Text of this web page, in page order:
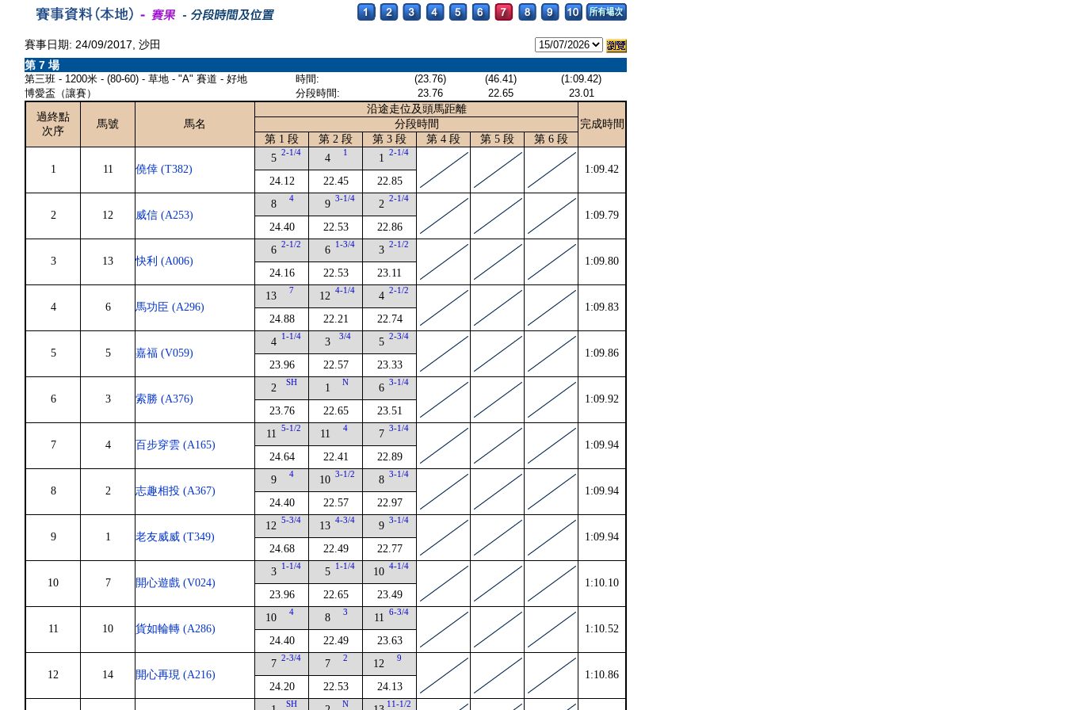
賽事日期: 24/09/2017, 沙田
第 7 場
第三班 - 1200米 - (80-60) - 草地 - "A" 賽道 - 好地
博愛盃（讓賽）
時間: (23.76) (46.41)
(1:09.42)
分段時間:
23.76 22.65
23.01
過終點
次序
馬號 馬名
沿途走位及頭馬距離
完成時間
分段時間
第 1 段
第 2 段 第 3 段 第 4 段 第 5 段 第 6 段
1 11 僥倖 (T382)
5 2-1/4
24.12
4 1
22.45
1 2-1/4
22.85
1:09.42
2 12 威信 (A253)
8 4
24.40
9 3-1/4
22.53
2 2-1/4
22.86
1:09.79
3 13 快利 (A006)
6 2-1/2
24.16
6 1-3/4
22.53
3 2-1/2
23.11
1:09.80
4 6 馬功臣 (A296)
13 7
24.88
12 4-1/4
22.21
4 2-1/2
22.74
1:09.83
5 5 嘉福 (V059)
4 1-1/4
23.96
3 3/4
22.57
5 2-3/4
23.33
1:09.86
6 3 索勝 (A376)
2 SH
23.76
1 N
22.65
6 3-1/4
23.51
1:09.92
7 4 百步穿雲 (A165)
11 5-1/2
24.64
11 4
22.41
7 3-1/4
22.89
1:09.94
8 2 志趣相投 (A367)
9 4
24.40
10 3-1/2
22.57
8 3-1/4
22.97
1:09.94
9 1 老友威威 (T349)
12 5-3/4
24.68
13 4-3/4
22.49
9 3-1/4
22.77
1:09.94
10 7 開心遊戲 (V024)
3 1-1/4
23.96
5 1-1/4
22.65
10 4-1/4
23.49
1:10.10
11 10 貨如輪轉 (A286)
10 4
24.40
8 3
22.49
11 6-3/4
23.63
1:10.52
12 14 開心再現 (A216)
7 2-3/4
24.20
7 2
22.53
12 9
24.13
1:10.86
SH N 11-1/2